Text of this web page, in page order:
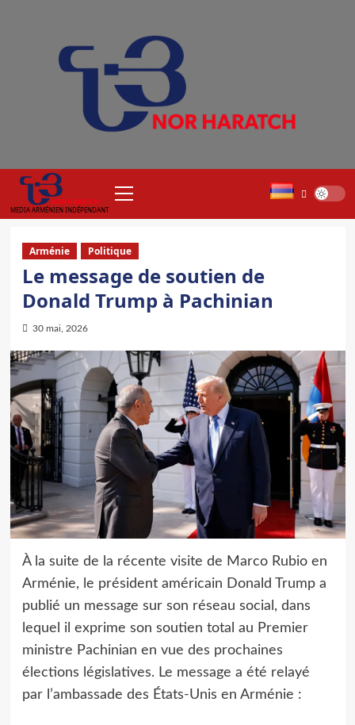
MEDIA ARMÉNIEN INDÉPENDANT
principal
Arménie Politique
Le message de soutien de
Donald Trump à Pachinian
30 mai, 2026
À la suite de la récente visite de Marco Rubio en
Arménie, le président américain Donald Trump a
publié un message sur son réseau social, dans
lequel il exprime son soutien total au Premier
ministre Pachinian en vue des prochaines
élections législatives. Le message a été relayé
par l’ambassade des États-Unis en Arménie :